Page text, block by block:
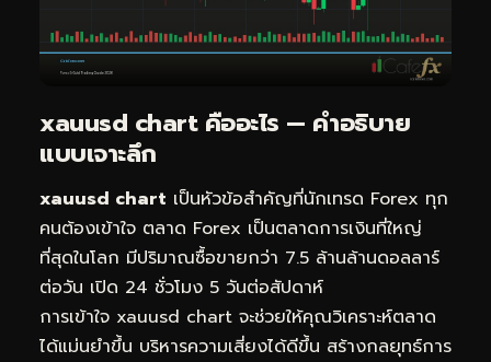
xauusd chart คืออะไร — คำอธิบาย
แบบเจาะลึก
xauusd chart เป็นหัวข้อสำคัญที่นักเทรด Forex ทุก
คนต้องเข้าใจ ตลาด Forex เป็นตลาดการเงินที่ใหญ่
ที่สุดในโลก มีปริมาณซื้อขายกว่า 7.5 ล้านล้านดอลลาร์
ต่อวัน เปิด 24 ชั่วโมง 5 วันต่อสัปดาห์
การเข้าใจ xauusd chart จะช่วยให้คุณวิเคราะห์ตลาด
ได้แม่นยำขึ้น บริหารความเสี่ยงได้ดีขึ้น สร้างกลยุทธ์การ